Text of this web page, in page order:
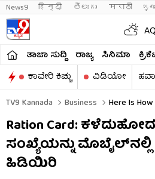
News9 हिन्दी తెలుగు मराठी
ತಾಜಾ ಸುದ್ದಿ ರಾಜ್ಯ ಸಿನಿಮಾ
ಕಾವೇರಿ ಕಿಚ್ಚು
ವಿಡಿಯೋ
TV9 Kannada
Business Here Is
Ration Card:
ಸಂಖ್ಯೆಯನ್ನು
ಹಿಡಿಯಿರಿ